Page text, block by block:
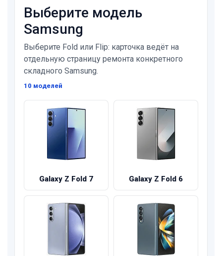
Выберите модель
Samsung
Выберите Fold или Flip: карточка ведёт на
отдельную страницу ремонта конкретного
складного Samsung.
10 моделей
Galaxy Z Fold 7 Galaxy Z Fold 6